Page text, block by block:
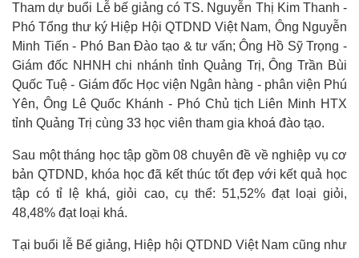
Tham dự buổi Lễ bế giảng có TS. Nguyễn Thị Kim Thanh -
Phó Tổng thư ký Hiệp Hội QTDND Việt Nam, Ông Nguyễn
Minh Tiến - Phó Ban Đào tạo & tư vấn; Ông Hồ Sỹ Trọng -
Giám đốc NHNH chi nhánh tỉnh Quảng Trị, Ông Trần Bùi
Quốc Tuệ - Giám đốc Học viện Ngân hàng - phân viện Phú
Yên, Ông Lê Quốc Khánh - Phó Chủ tịch Liên Minh HTX
tỉnh Quảng Trị cùng 33 học viên tham gia khoá đào tạo.
Sau một tháng học tập gồm 08 chuyên đề về nghiệp vụ cơ
bản QTDND, khóa học đã kết thúc tốt đẹp với kết quả học
tập có tỉ lệ khá, giỏi cao, cụ thể: 51,52% đạt loại giỏi,
48,48% đạt loại khá.
Tại buổi lễ Bế giảng, Hiệp hội QTDND Việt Nam cũng như